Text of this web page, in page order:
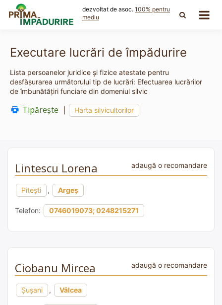
content
dezvoltat de asoc. 100% pentru
mediu
Executare lucrări de împădurire
Lista persoanelor juridice și fizice atestate pentru
desfășurarea următorului tip de lucrări: Efectuarea lucrărilor
de îmbunătăţiri funciare din domeniul silvic
Tipărește Harta silvicultorilor
Lintescu Lorena adaugă o recomandare
Pitești , Argeș
Telefon: 0746019073; 0248215271
Ciobanu Mircea adaugă o recomandare
Şușani , Vâlcea